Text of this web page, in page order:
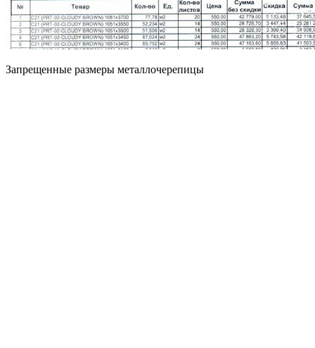
Запрещенные размеры металлочерепицы